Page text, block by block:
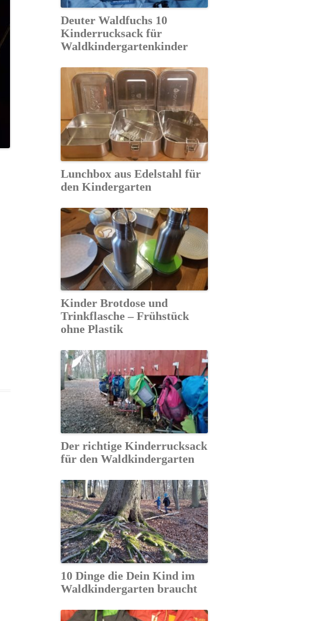
Deuter Waldfuchs 10
Kinderrucksack für
Waldkindergartenkinder
Lunchbox aus Edelstahl für
den Kindergarten
Kinder Brotdose und
Trinkflasche – Frühstück
ohne Plastik
Der richtige Kinderrucksack
für den Waldkindergarten
10 Dinge die Dein Kind im
Waldkindergarten braucht